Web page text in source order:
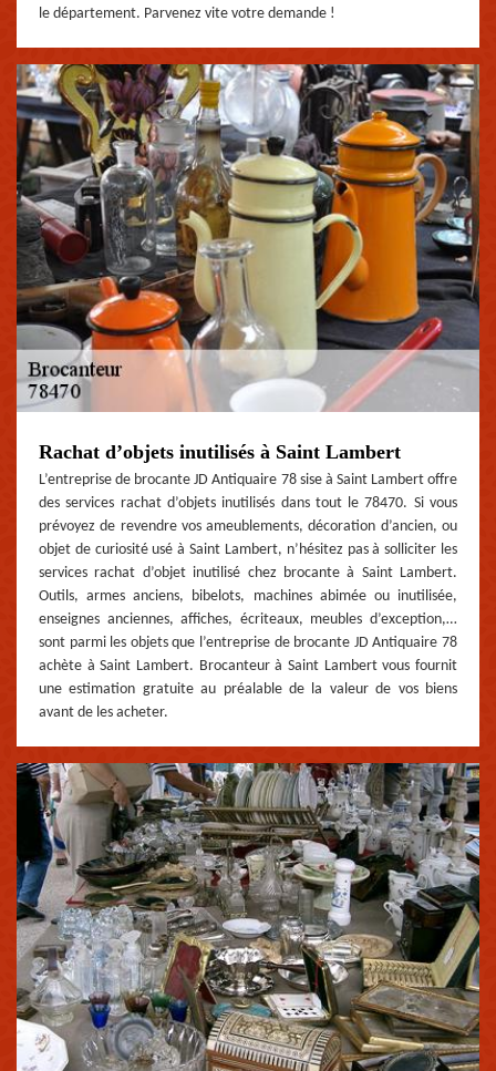
le département. Parvenez vite votre demande !
Rachat d’objets inutilisés à Saint Lambert
L’entreprise de brocante JD Antiquaire 78 sise à Saint Lambert offre
des services rachat d’objets inutilisés dans tout le 78470. Si vous
prévoyez de revendre vos ameublements, décoration d’ancien, ou
objet de curiosité usé à Saint Lambert, n’hésitez pas à solliciter les
services rachat d’objet inutilisé chez brocante à Saint Lambert.
Outils, armes anciens, bibelots, machines abimée ou inutilisée,
enseignes anciennes, affiches, écriteaux, meubles d’exception,…
sont parmi les objets que l’entreprise de brocante JD Antiquaire 78
achète à Saint Lambert. Brocanteur à Saint Lambert vous fournit
une estimation gratuite au préalable de la valeur de vos biens
avant de les acheter.